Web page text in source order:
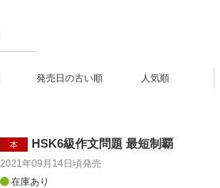
発売日の古い順 人気順
本 HSK6級作文問題 最短制覇
2021年09月14日頃発売
在庫あり